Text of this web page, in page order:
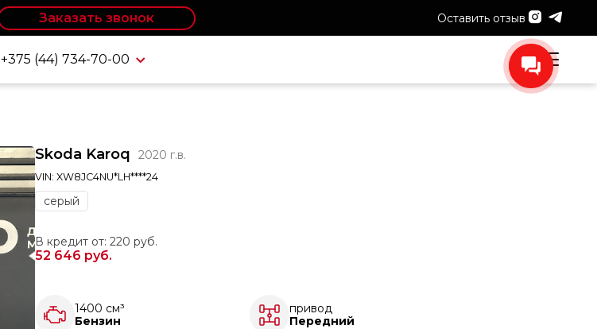
Заказать звонок Оставить отзыв
+375 (44) 734-70-00
Skoda Karoq 2020 г.в.
VIN: XW8JC4NU*LH****24
серый
В кредит от: 220 руб.
52 646 руб.
1400 см³
Бензин
привод
Передний